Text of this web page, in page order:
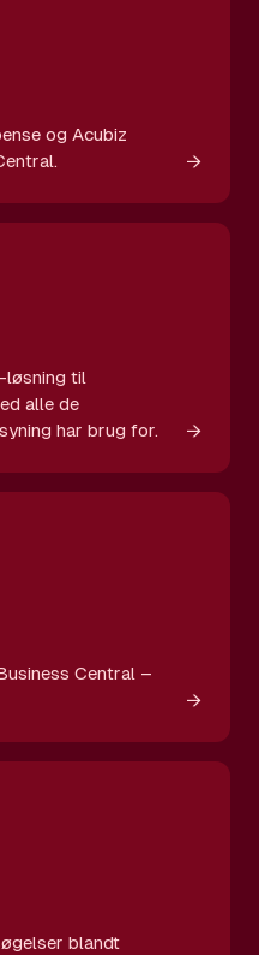
og Acubiz
→
løsning til
alle de
har brug for.
→
Central –
→
blandt